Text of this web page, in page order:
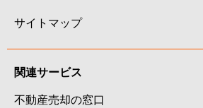
サイトマップ
関連サービス
不動産売却の窓口